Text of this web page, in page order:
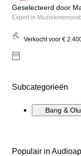
Geselecteerd door
Expert in
Verkocht voor €
Subcategorieën
Bang &
Populair in